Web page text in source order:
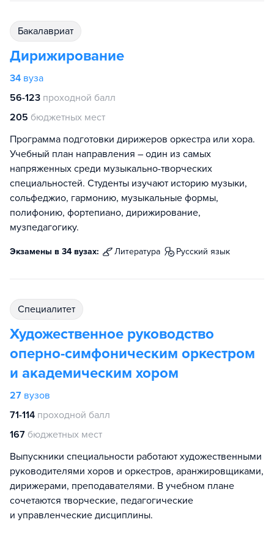
бакалавриат
Дирижирование
34 вуза
56-123 проходной балл
205 бюджетных мест
Программа подготовки дирижеров оркестра или хора.
Учебный план направления – один из самых
напряженных среди музыкально-творческих
специальностей. Студенты изучают историю музыки,
сольфеджио, гармонию, музыкальные формы,
полифонию, фортепиано, дирижирование,
музпедагогику.
Экзамены в 34 вузах: литература русский язык
специалитет
Художественное руководство
оперно-симфоническим оркестром
и академическим хором
27 вузов
71-114 проходной балл
167 бюджетных мест
Выпускники специальности работают художественными
руководителями хоров и оркестров, аранжировщиками,
дирижерами, преподавателями. В учебном плане
сочетаются творческие, педагогические
и управленческие дисциплины.